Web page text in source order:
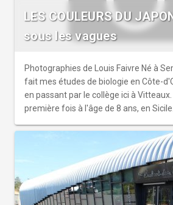
LES COULEURS DU
sous les vagues
Photographies de Louis Faivre Né à
fait mes études de biologie en Côte-
en passant par le collège ici à
première fois à l'âge de 8 ans, en
depuis. Je suis aujourd'hui jeune
marine et en génétique, et je mène
l'île d'Okinawa, au Japon. Passionné
animalière, j'espère vous faire
travers cette exposition, qui vous
couleurs chez ces créatures marines